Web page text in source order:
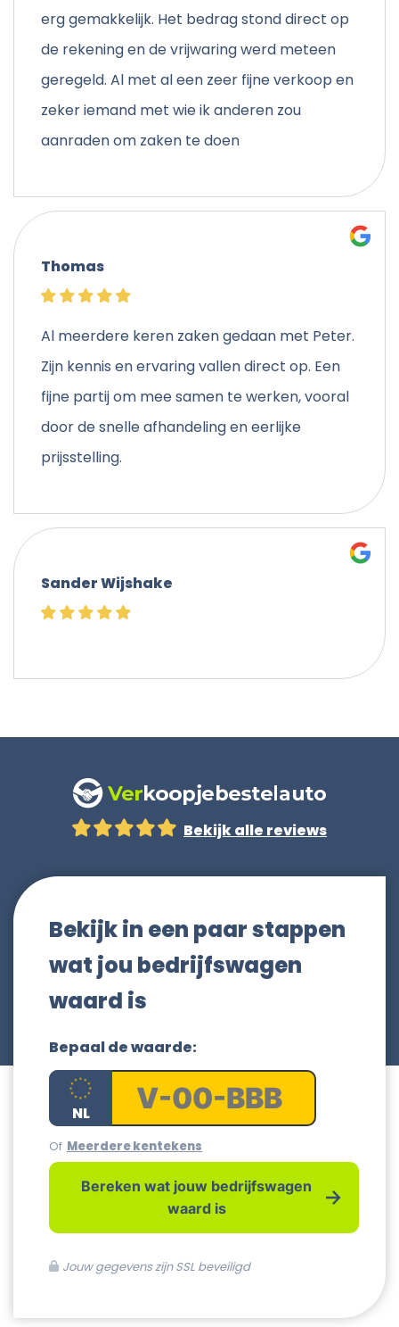
erg gemakkelijk. Het bedrag stond direct op
de rekening en de vrijwaring werd meteen
geregeld. Al met al een zeer fijne verkoop en
zeker iemand met wie ik anderen zou
aanraden om zaken te doen
Thomas
Al meerdere keren zaken gedaan met Peter.
Zijn kennis en ervaring vallen direct op. Een
fijne partij om mee samen te werken, vooral
door de snelle afhandeling en eerlijke
prijsstelling.
Sander Wijshake
Bekijk alle reviews
Bekijk in een paar stappen
wat jou bedrijfswagen
waard is
Bepaal de waarde:
Of Meerdere kentekens
Bereken wat jouw bedrijfswagen
waard is
Jouw gegevens zijn SSL beveiligd